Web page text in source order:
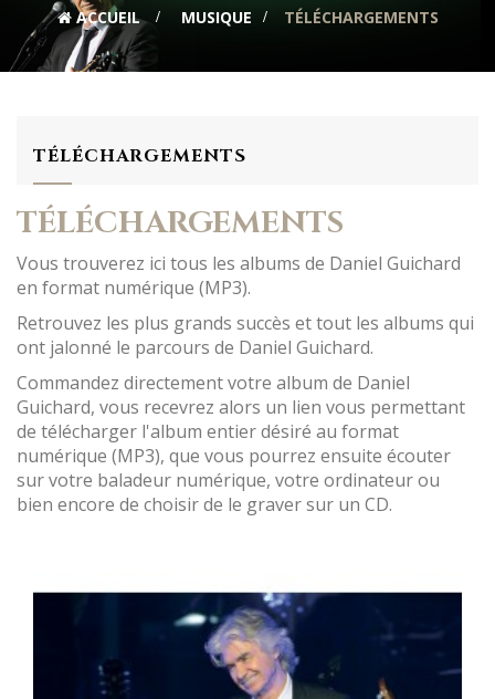
ACCUEIL > MUSIQUE > TÉLÉCHARGEMENTS
TÉLÉCHARGEMENTS
TÉLÉCHARGEMENTS
Vous trouverez ici tous les albums de Daniel Guichard
en format numérique (MP3).
Retrouvez les plus grands succès et tout les albums qui
ont jalonné le parcours de Daniel Guichard.
Commandez directement votre album de Daniel
Guichard, vous recevrez alors un lien vous permettant
de télécharger l'album entier désiré au format
numérique (MP3), que vous pourrez ensuite écouter
sur votre baladeur numérique, votre ordinateur ou
bien encore de choisir de le graver sur un CD.